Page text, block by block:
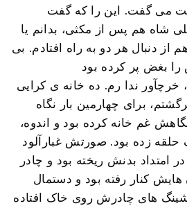
می گفت. این را که گفت
شاه هم پس از مکثی، بدانم یا
از دنبال هر دو به راه افتادم. بی
بغض پر کرده بود
خرچآور ندا رم. ده خانه ی کرایی
برای چهارمین بار نگاه
غم خانه کرده بود و اندوه،
زده بود. صورتش غبارآلود
بدنش ریخته بود و چادر
کنار رفته بود و دستمال
های چادرش روی خاک افتاده